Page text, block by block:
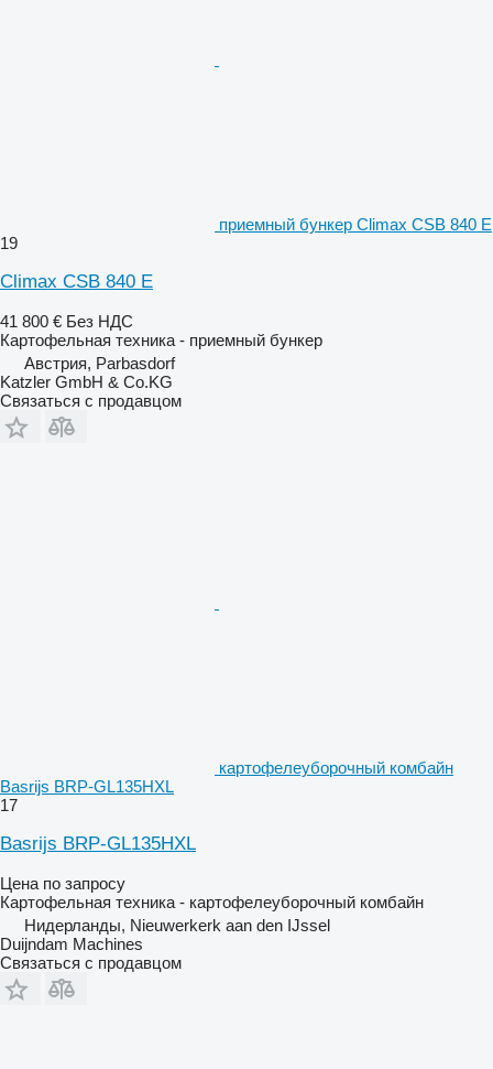
приемный бункер Climax CSB 840 E
19
Climax CSB 840 E
41 800 € Без НДС
Картофельная техника - приемный бункер
Австрия, Parbasdorf
Katzler GmbH & Co.KG
Связаться с продавцом
картофелеуборочный комбайн
Basrijs BRP-GL135HXL
17
Basrijs BRP-GL135HXL
Цена по запросу
Картофельная техника - картофелеуборочный комбайн
Нидерланды, Nieuwerkerk aan den IJssel
Duijndam Machines
Связаться с продавцом